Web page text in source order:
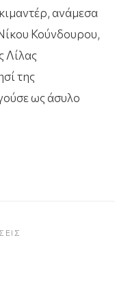
ανάμεσα
Κούνδουρου,
Λίλας
της
ως άσυλο